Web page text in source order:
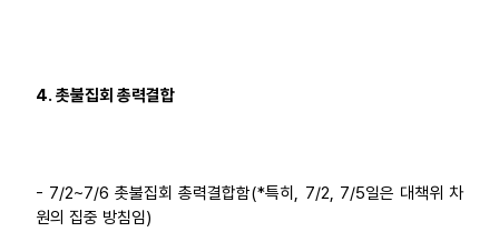
4. 촛불집회 총력결합
- 7/2~7/6 촛불집회 총력결합함(*특히, 7/2, 7/5일은 대책위 차
원의 집중 방침임)